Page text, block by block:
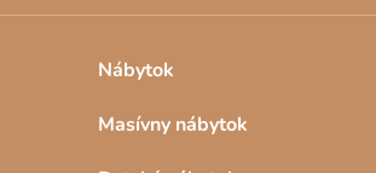
Nábytok
Masívny nábytok